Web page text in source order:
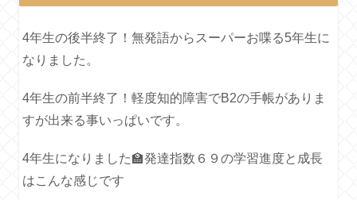
4年生の後半終了！無発語からスーパーお喋る5年生に
なりました。
4年生の前半終了！軽度知的障害でB2の手帳がありま
すが出来る事いっぱいです。
4年生になりました🏫発達指数６９の学習進度と成長
はこんな感じです